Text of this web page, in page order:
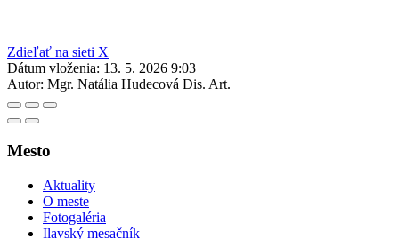
Zdieľať na sieti X
Dátum vloženia: 13. 5. 2026 9:03
Autor: Mgr. Natália Hudecová Dis. Art.
Mesto
Aktuality
O meste
Fotogaléria
Ilavský mesačník